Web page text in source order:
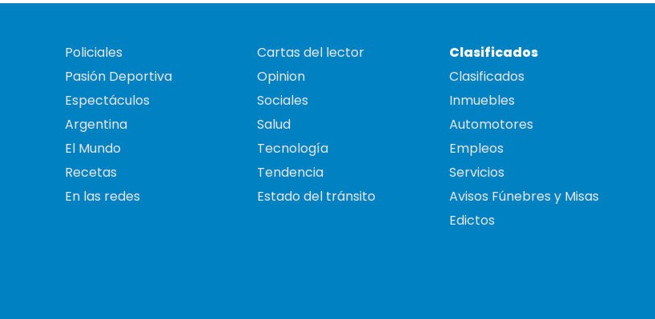
Policiales
Pasión Deportiva
Espectáculos
Argentina
El Mundo
Recetas
En las redes
Cartas del lector
Opinion
Sociales
Salud
Tecnología
Tendencia
Estado del tránsito
Clasificados
Clasificados
Inmuebles
Automotores
Empleos
Servicios
Avisos Fúnebres y Misas
Edictos